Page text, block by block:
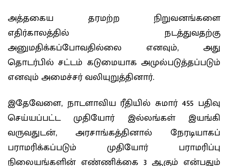
அத்தகைய தரமற்ற நிறுவனங்களை
எதிர்காலத்தில் நடத்துவதற்கு
அனுமதிக்கப்போவதில்லை எனவும், அது
தொடர்பில் சட்டம் கடுமையாக அமுல்படுத்தப்படும்
எனவும் அமைச்சர் வலியுறுத்தினார்.
இதேவேளை, நாடளாவிய ரீதியில் சுமார் 455 பதிவு
செய்யப்பட்ட முதியோர் இல்லங்கள் இயங்கி
வருவதுடன், அரசாங்கத்தினால் நேரடியாகப்
பராமரிக்கப்படும் முதியோர் பராமரிப்பு
நிலையங்களின் எண்ணிக்கை 3 ஆகும் என்பதும்